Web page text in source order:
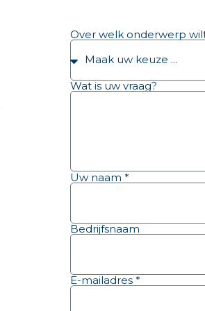
Over welk onderwerp
Wat is uw vraag?
Uw naam *
Bedrijfsnaam
E-mailadres *